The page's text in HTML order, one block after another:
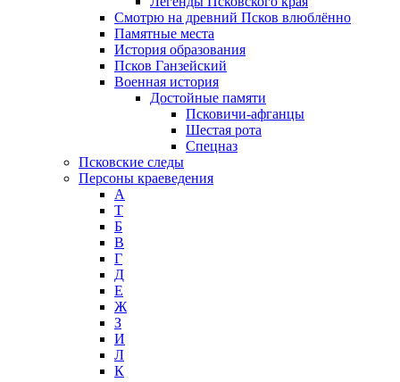
Смотрю на древний Псков влюблённо
Памятные места
История образования
Псков Ганзейский
Военная история
Достойные памяти
Псковичи-афганцы
Шестая рота
Спецназ
Псковские следы
Персоны краеведения
А
T
Б
В
Г
Д
Е
Ж
З
И
Л
К